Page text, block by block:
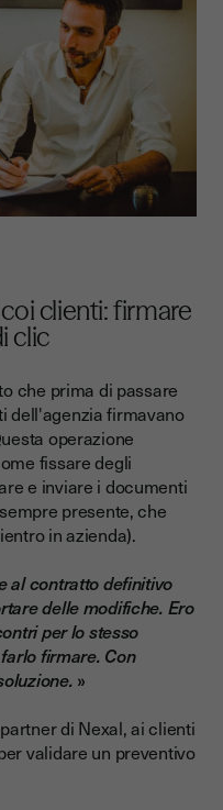
clienti: firmare
clic
che prima di passare
dell'agenzia firmavano
operazione
fissare degli
e inviare i documenti
presente, che
in azienda).
al contratto definitivo
delle modifiche. Ero
per lo stesso
firmare. Con
»
di Nexal, ai clienti
validare un preventivo